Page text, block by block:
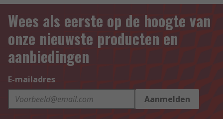
Wees als eerste op de hoogte van
onze nieuwste producten en
aanbiedingen
E-mailadres
Aanmelden